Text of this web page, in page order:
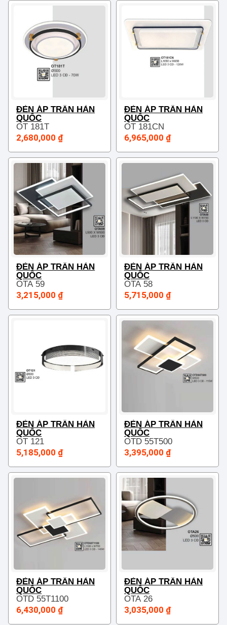
ĐÈN ÁP TRẦN HÀN
QUỐC
OT 181T
2,680,000 ₫
ĐÈN ÁP TRẦN HÀN
QUỐC
OT 181CN
6,965,000 ₫
ĐÈN ÁP TRẦN HÀN
QUỐC
OTA 59
3,215,000 ₫
ĐÈN ÁP TRẦN HÀN
QUỐC
OTA 58
5,715,000 ₫
ĐÈN ÁP TRẦN HÀN
QUỐC
OT 121
5,185,000 ₫
ĐÈN ÁP TRẦN HÀN
QUỐC
OTD 55T500
3,395,000 ₫
ĐÈN ÁP TRẦN HÀN
QUỐC
OTD 55T1100
6,430,000 ₫
ĐÈN ÁP TRẦN HÀN
QUỐC
OTA 26
3,035,000 ₫